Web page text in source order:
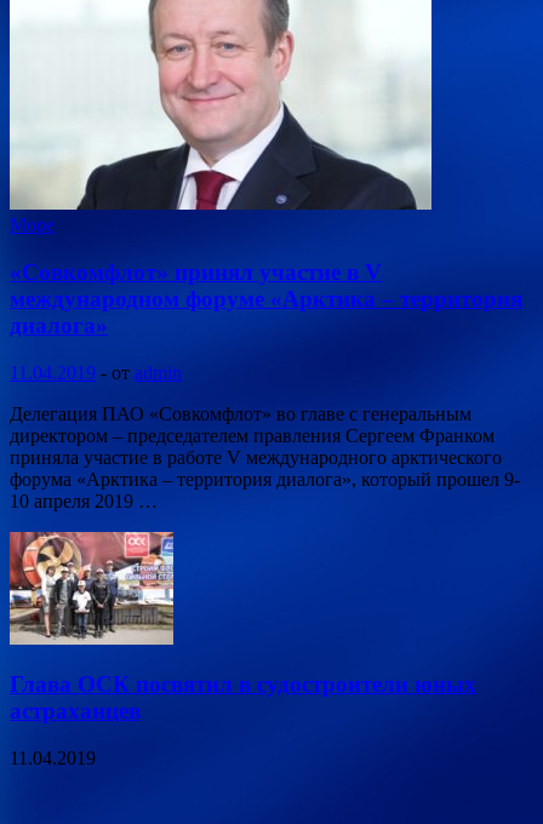
Море
«Совкомфлот» принял участие в V
международном форуме «Арктика – территория
диалога»
11.04.2019 - от admin
Делегация ПАО «Совкомфлот» во главе с генеральным
директором – председателем правления Сергеем Франком
приняла участие в работе V международного арктического
форума «Арктика – территория диалога», который прошел 9-
10 апреля 2019 …
Глава ОСК посвятил в судостроители юных
астраханцев
11.04.2019